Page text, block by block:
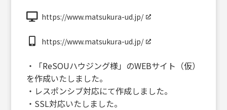
https://www.matsukura-ud.jp/
https://www.matsukura-ud.jp/
・「ReSOUハウジング様」のWEBサイト（仮）
を作成いたしました。
・レスポンシブ対応にて作成しました。
・SSL対応いたしました。